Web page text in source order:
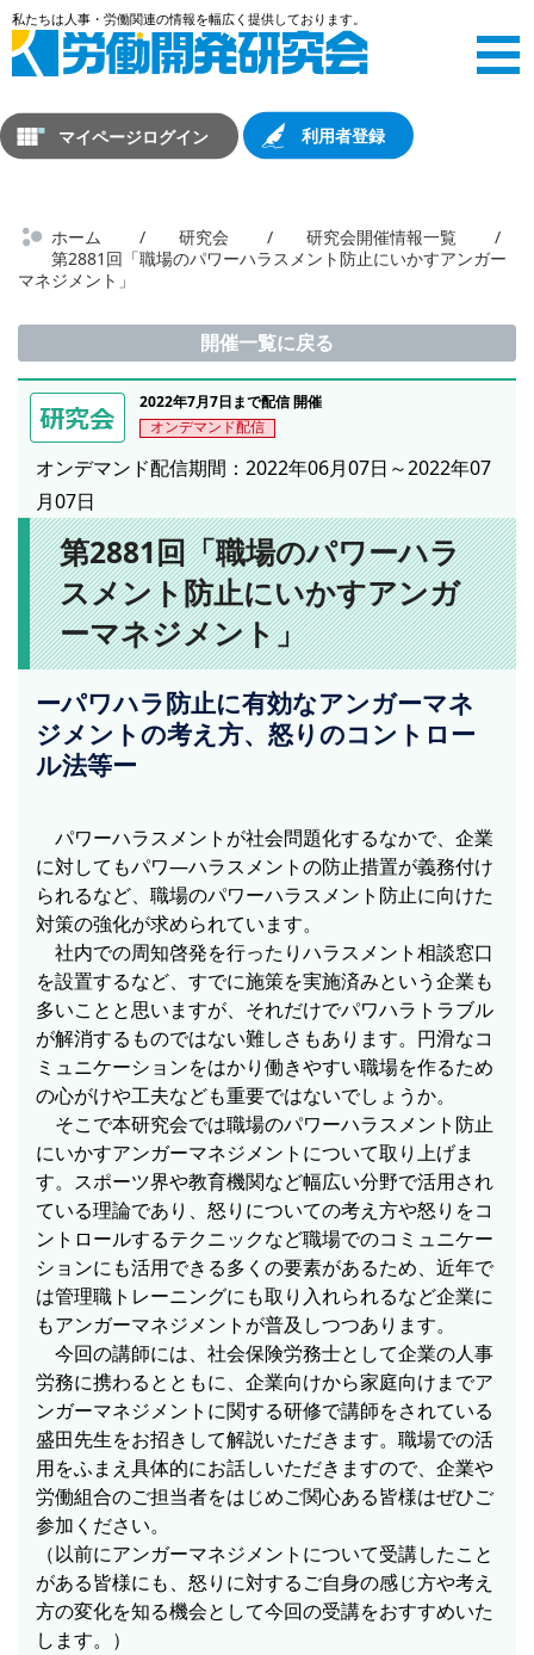
マイページログイン 利用者登録
ホーム 研究会
研究会開催情報一覧
第2881回「職場のパワーハラスメント防止にいかすアンガー
マネジメント」
開催一覧に戻る
2022年7月7日まで配信 開催
オンデマンド配信
オンデマンド配信期間：2022年06月07日～2022年07
月07日
第2881回「職場のパワーハラ
スメント防止にいかすアンガ
ーマネジメント」
ーパワハラ防止に有効なアンガーマネ
ジメントの考え方、怒りのコントロー
ル法等ー
パワーハラスメントが社会問題化するなかで、企業
に対してもパワ―ハラスメントの防止措置が義務付け
られるなど、職場のパワーハラスメント防止に向けた
対策の強化が求められています。
社内での周知啓発を行ったりハラスメント相談窓口
を設置するなど、すでに施策を実施済みという企業も
多いことと思いますが、それだけでパワハラトラブル
が解消するものではない難しさもあります。円滑なコ
ミュニケーションをはかり働きやすい職場を作るため
の心がけや工夫なども重要ではないでしょうか。
そこで本研究会では職場のパワーハラスメント防止
にいかすアンガーマネジメントについて取り上げま
す。スポーツ界や教育機関など幅広い分野で活用され
ている理論であり、怒りについての考え方や怒りをコ
ントロールするテクニックなど職場でのコミュニケー
ションにも活用できる多くの要素があるため、近年で
は管理職トレーニングにも取り入れられるなど企業に
もアンガーマネジメントが普及しつつあります。
今回の講師には、社会保険労務士として企業の人事
労務に携わるとともに、企業向けから家庭向けまでア
ンガーマネジメントに関する研修で講師をされている
盛田先生をお招きして解説いただきます。職場での活
用をふまえ具体的にお話しいただきますので、企業や
労働組合のご担当者をはじめご関心ある皆様はぜひご
参加ください。
（以前にアンガーマネジメントについて受講したこと
がある皆様にも、怒りに対するご自身の感じ方や考え
方の変化を知る機会として今回の受講をおすすめいた
します。）